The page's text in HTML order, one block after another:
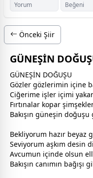
Yorum Beğeni
Önceki Şiir
GÜNEŞİN
GÜNEŞİN DOĞUŞU
Gözler gözlerimin içine
Ciğerime işler içimi yakar
Fırtınalar kopar
Bakışın güneşin doğuşu
Bekliyorum hazır beyaz
Seviyorum aşkım desin
Avcumun içinde olsun
Bakışın canımın bağışı